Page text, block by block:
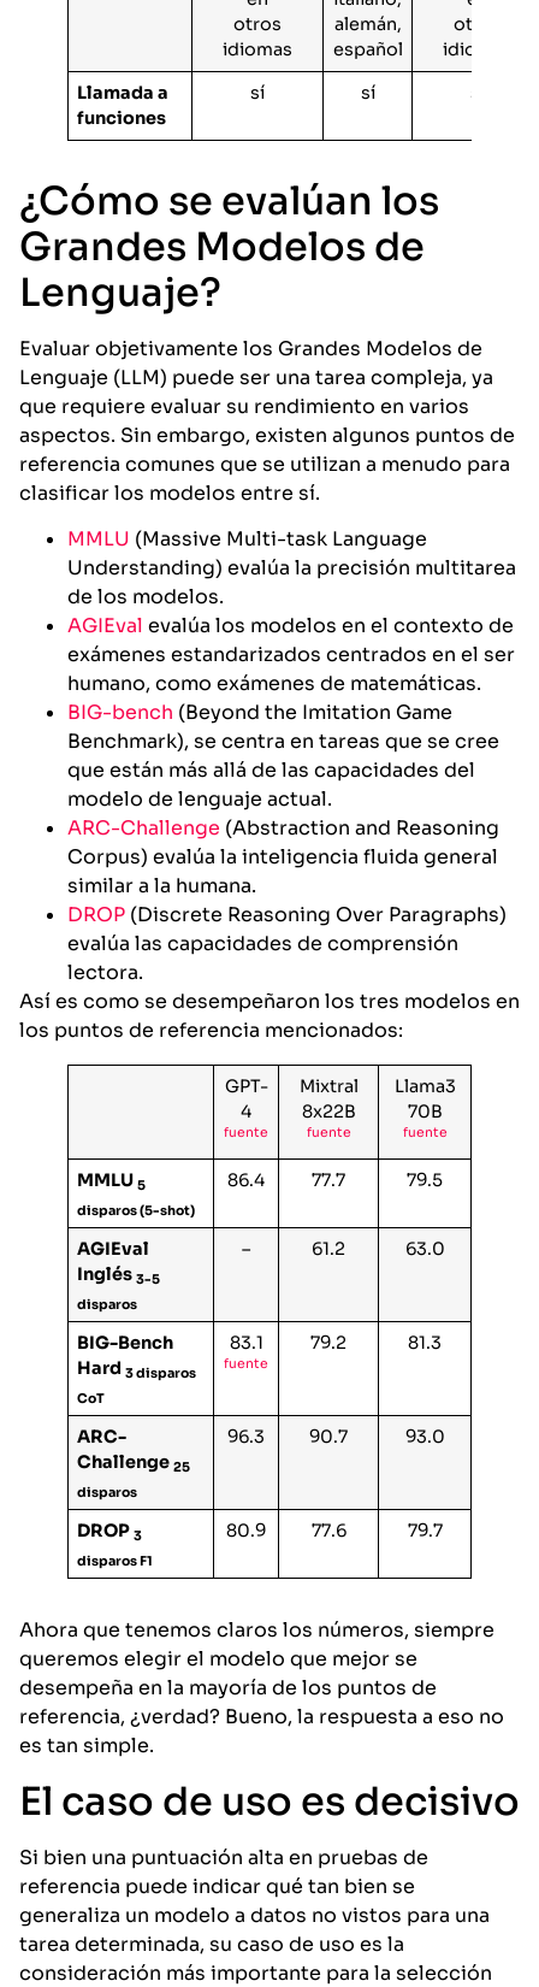
otros
idiomas
alemán,
español
otros
idiomas
Llamada a
funciones
sí sí sí
¿Cómo se evalúan los
Grandes Modelos de
Lenguaje?
Evaluar objetivamente los Grandes Modelos de
Lenguaje (LLM) puede ser una tarea compleja, ya
que requiere evaluar su rendimiento en varios
aspectos. Sin embargo, existen algunos puntos de
referencia comunes que se utilizan a menudo para
clasificar los modelos entre sí.
MMLU (Massive Multi-task Language
Understanding) evalúa la precisión multitarea
de los modelos.
AGIEval evalúa los modelos en el contexto de
exámenes estandarizados centrados en el ser
humano, como exámenes de matemáticas.
BIG-bench (Beyond the Imitation Game
Benchmark), se centra en tareas que se cree
que están más allá de las capacidades del
modelo de lenguaje actual.
ARC-Challenge (Abstraction and Reasoning
Corpus) evalúa la inteligencia fluida general
similar a la humana.
DROP (Discrete Reasoning Over Paragraphs)
evalúa las capacidades de comprensión
lectora.
Así es como se desempeñaron los tres modelos en
los puntos de referencia mencionados:
GPT-
4
fuente
Mixtral
8x22B
fuente
Llama3
70B
fuente
MMLU5
disparos (5-shot)
86.4 77.7 79.5
AGIEval
Inglés3-5
disparos
– 61.2 63.0
BIG-Bench
Hard3 disparos
CoT
83.1
fuente
79.2 81.3
ARC-
Challenge25
disparos
96.3 90.7 93.0
DROP3
disparos F1
80.9 77.6 79.7
Ahora que tenemos claros los números, siempre
queremos elegir el modelo que mejor se
desempeña en la mayoría de los puntos de
referencia, ¿verdad? Bueno, la respuesta a eso no
es tan simple.
El caso de uso es decisivo
Si bien una puntuación alta en pruebas de
referencia puede indicar qué tan bien se
generaliza un modelo a datos no vistos para una
tarea determinada, su caso de uso es la
consideración más importante para la selección